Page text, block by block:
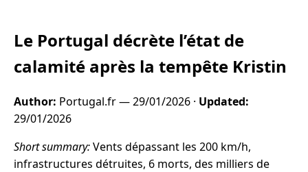
Le Portugal décrète l’état de
calamité après la tempête Kristin
Author: Portugal.fr —29/01/2026 · Updated:
29/01/2026
Short summary:Vents dépassant les 200 km/h,
infrastructures détruites, 6 morts, des milliers de